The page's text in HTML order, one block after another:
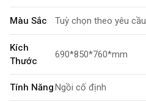
Màu Sắc Tuỳ chọn theo yêu cầu
Kích
Thước
690*850*760*mm
Tính NăngNgồi cố định